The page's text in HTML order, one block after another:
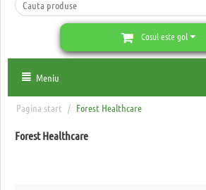
Cosul este gol
Meniu
Pagina start / Forest Healthcare
Forest Healthcare